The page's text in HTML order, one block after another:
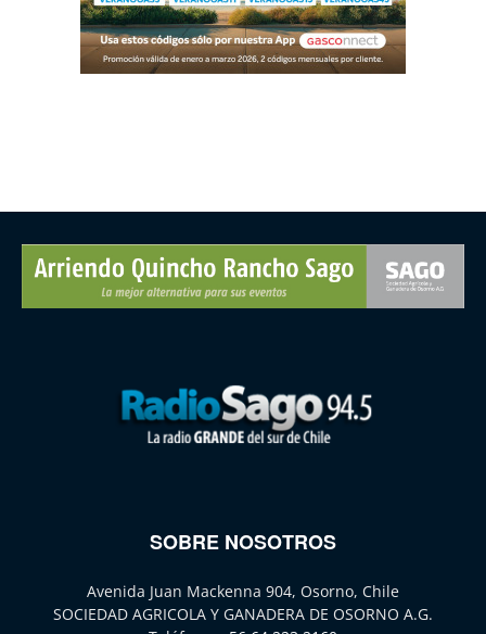
SOBRE NOSOTROS
Avenida Juan Mackenna 904, Osorno, Chile
SOCIEDAD AGRICOLA Y GANADERA DE OSORNO A.G.